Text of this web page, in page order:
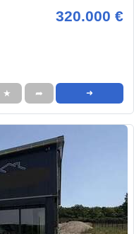
320.000 €
★ ➦ ➜